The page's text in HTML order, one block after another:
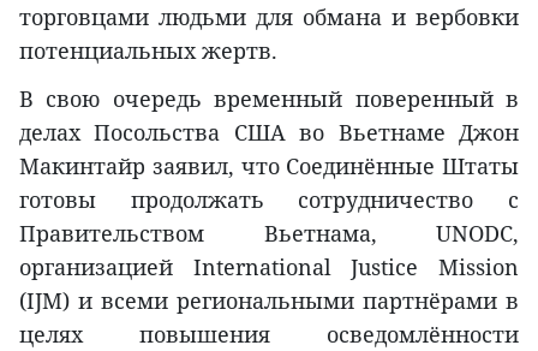
торговцами людьми для обмана и вербовки
потенциальных жертв.
В свою очередь временный поверенный в
делах Посольства США во Вьетнаме Джон
Макинтайр заявил, что Соединённые Штаты
готовы продолжать сотрудничество с
Правительством Вьетнама, UNODC,
организацией International Justice Mission
(IJM) и всеми региональными партнёрами в
целях повышения осведомлённости